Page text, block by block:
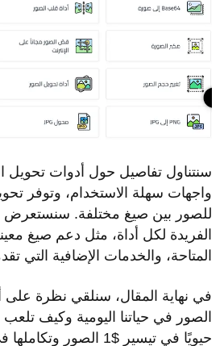
سنتناول تفاصيل حول أدوات تحويل
واجهات سهلة الاستخدام، وتوفر
للصور بين صيغ مختلفة.
الفريدة لكل أداة، مثل دعم صيغ
المتاحة، والخدمات الإضافية التي
في نهاية المقال، سنلقي نظرة على
الصور في حياتنا اليومية وكيف تلعب
حيويًا في تيسير $1